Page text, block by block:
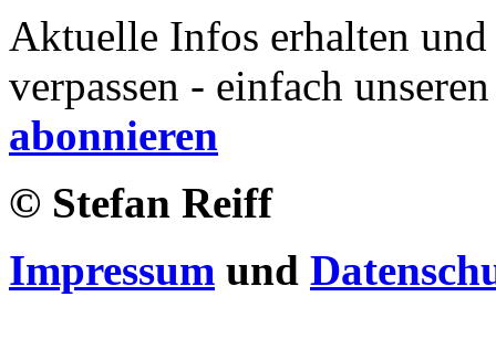
Aktuelle Infos erhalten
verpassen - einfach
abonnieren
© Stefan Reiff
Impressum und